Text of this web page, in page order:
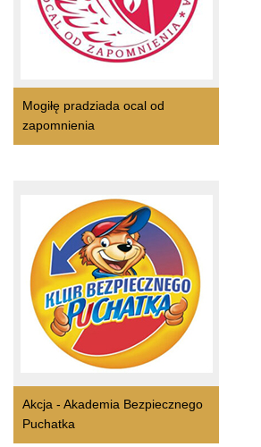
Mogiłę pradziada ocal od
zapomnienia
Akcja - Akademia Bezpiecznego
Puchatka